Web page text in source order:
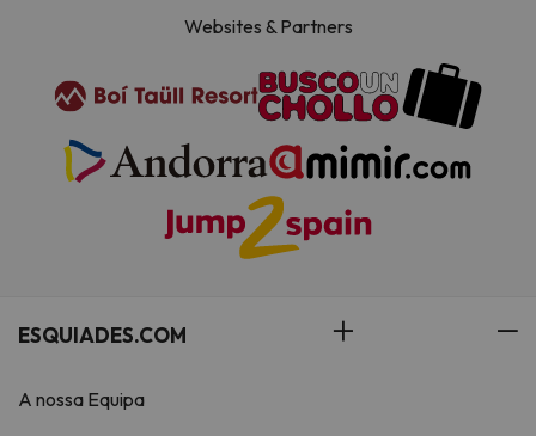
Websites & Partners
ESQUIADES.COM
A nossa Equipa